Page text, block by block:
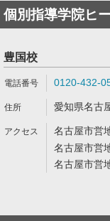
個別指導学院ヒ
豊国校
0120-432-
愛知県名古
名古屋市営
名古屋市営
名古屋市営